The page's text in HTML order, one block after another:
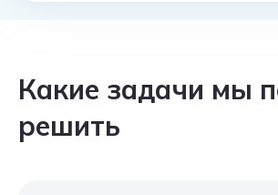
Какие задачи мы
решить